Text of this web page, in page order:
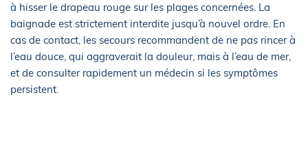
à hisser le drapeau rouge sur les plages concernées. La
baignade est strictement interdite jusqu’à nouvel ordre. En
cas de contact, les secours recommandent de ne pas rincer à
l’eau douce, qui aggraverait la douleur, mais à l’eau de mer,
et de consulter rapidement un médecin si les symptômes
persistent.